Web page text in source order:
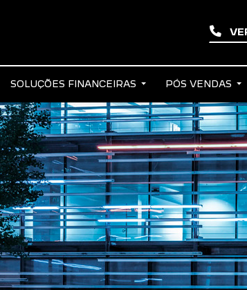
SOLUÇÕES FINANCEIRAS PÓS VENDAS